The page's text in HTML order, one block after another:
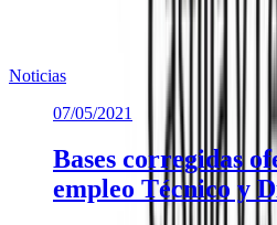
Noticias similares sobre la
Noticias
07/05/2021
Bases corregidas
empleo Técnico y